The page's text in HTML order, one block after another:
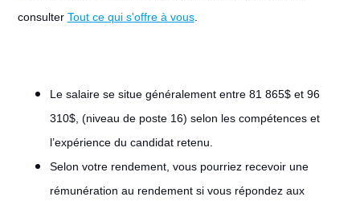
consulter Tout ce qui s'offre à vous.
Le salaire se situe généralement entre 81 865$ et 96
310$, (niveau de poste 16) selon les compétences et
l’expérience du candidat retenu.
Selon votre rendement, vous pourriez recevoir une
rémunération au rendement si vous répondez aux